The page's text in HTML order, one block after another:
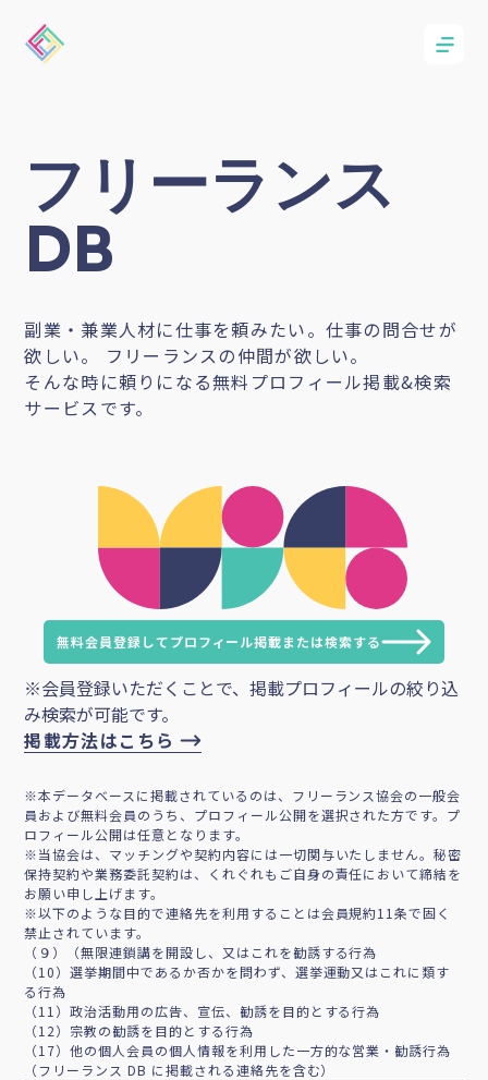
フリーランス
DB
副業・兼業人材に仕事を頼みたい。仕事の問合せが
欲しい。 フリーランスの仲間が欲しい。
そんな時に頼りになる無料プロフィール掲載&検索
サービスです。
無料会員登録してプロフィール掲載または検索する
※会員登録いただくことで、掲載プロフィールの絞り込
み検索が可能です。
掲載方法はこちら
※本データベースに掲載されているのは、フリーランス協会の一般会
員および無料会員のうち、プロフィール公開を選択された方です。プ
ロフィール公開は任意となります。
※当協会は、マッチングや契約内容には一切関与いたしません。秘密
保持契約や業務委託契約は、くれぐれもご自身の責任において締結を
お願い申し上げます。
※以下のような目的で連絡先を利用することは会員規約11条で固く
禁止されています。
（９）（無限連鎖講を開設し、又はこれを勧誘する行為
（10）選挙期間中であるか否かを問わず、選挙運動又はこれに類す
る行為
（11）政治活動用の広告、宣伝、勧誘を目的とする行為
（12）宗教の勧誘を目的とする行為
（17）他の個人会員の個人情報を利用した一方的な営業・勧誘行為
（フリーランス DB に掲載される連絡先を含む）